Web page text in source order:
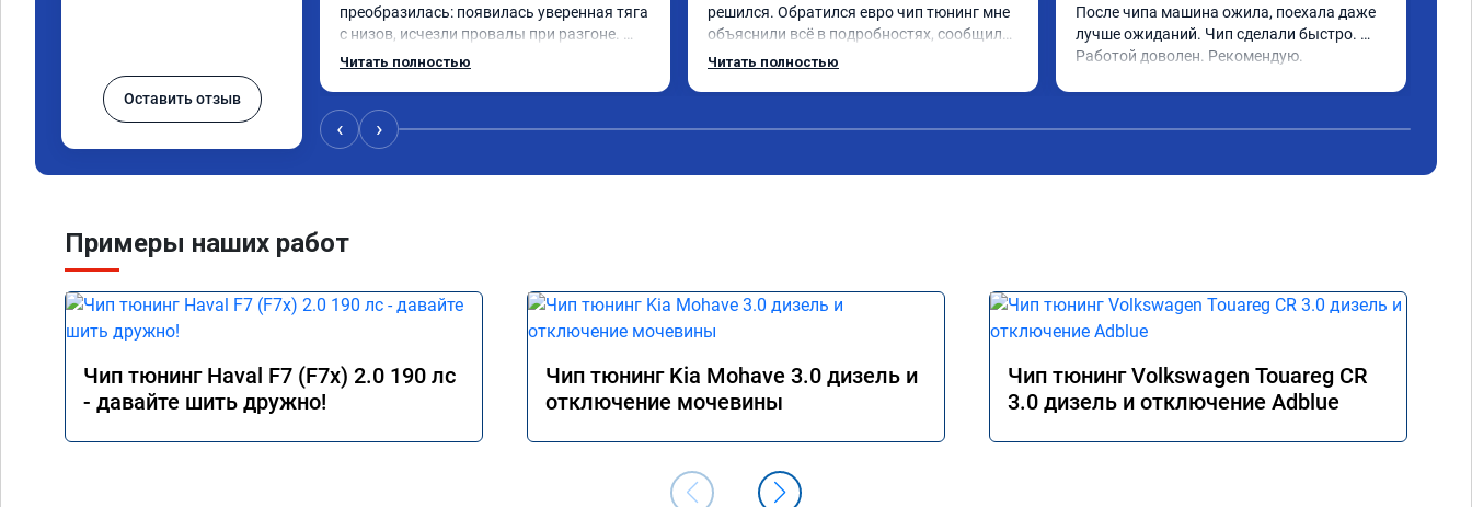
Оставить отзыв
преобразилась: появилась уверенная тяга
с низов, исчезли провалы при разгоне.
Расход в спокойном режиме даже немного
всем, кто сомневается.
Читать полностью
решился. Обратился евро чип тюнинг мне
объяснили всё в подробностях, сообщили
сумму записали. Приехал в назначенное
Читать полностью
После чипа машина ожила, поехала даже
лучше ожиданий. Чип сделали быстро.
Работой доволен. Рекомендую.
‹ ›
Примеры наших работ
Чип тюнинг Haval F7 (F7x) 2.0 190 лс
- давайте шить дружно!
Чип тюнинг Kia Mohave 3.0 дизель и
отключение мочевины
Чип тюнинг Volkswagen Touareg CR
3.0 дизель и отключение Adblue